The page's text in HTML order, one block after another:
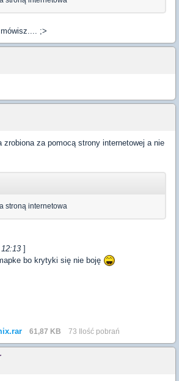
;>
zrobiona za pomocą strony internetowej a nie
stroną internetowa
]
bo krytyki się nie boję
61,87 KB 73 Ilość pobrań